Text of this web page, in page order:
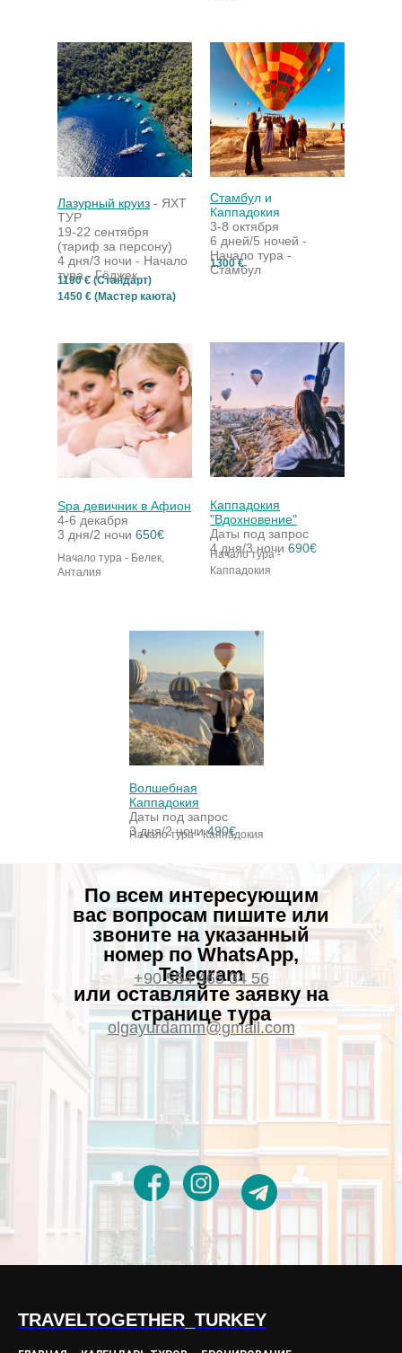
Волшебная
Каппадокия
Даты под запрос
3 дня/2 ночи490€
Стамбул и
Каппадокия
3-8 октября
6 дней/5 ночей -
Начало тура -
Стамбул
Каппадокия
"Вдохновение"
Даты под запрос
4 дня/3 ночи 690€
Начало тура - Каппадокия
1300 €
Начало тура -
Каппадокия
Spa девичник в Афион
4-6 декабря
3 дня/2 ночи 650€
Начало тура - Белек,
Анталия
Лазурный круиз - ЯХТ
ТУР
19-22 сентября
(тариф за персону)
4 дня/3 ночи - Начало
тура - Гёджек
1190 € (Стандарт)
1450 € (Мастер каюта)
По всем интересующим
вас вопросам пишите или
звоните на указанный
номер по WhatsApp,
Telegram
или оставляйте заявку на
странице тура
+90 554 465 34 56
olgayurdamm@gmail.com
TRAVELTOGETHER_TURKEY